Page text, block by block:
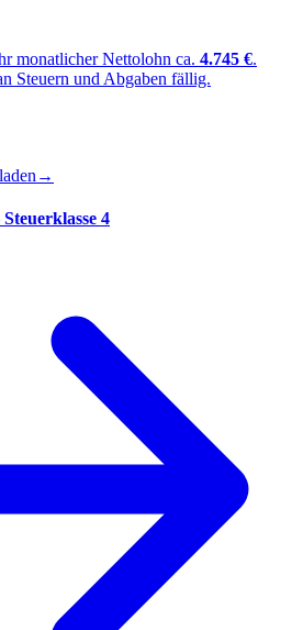
monatlicher Nettolohn ca. 4.745 €.
Steuern und Abgaben fällig.
laden →
4